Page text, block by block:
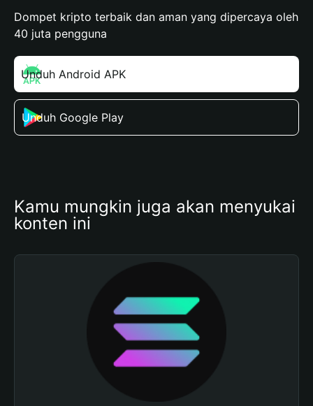
Dompet kripto terbaik dan aman yang dipercaya oleh
40 juta pengguna
Unduh Android APK
Unduh Google Play
Kamu mungkin juga akan menyukai
konten ini